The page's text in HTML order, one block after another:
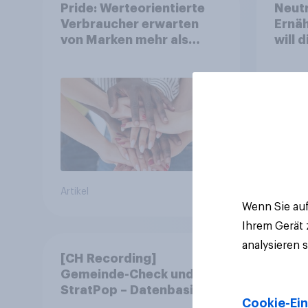
Pride: Werteorientierte
Verbraucher erwarten
von Marken mehr als
Artikel
will
[CH Recording]
Gemeinde-Check und
StratPop – Datenbasierte
Wenn Sie
Ihrem
analysieren
Cookie-